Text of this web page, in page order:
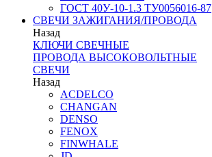
ГОСТ 40У-10-1.3 ТУ0056016-87
СВЕЧИ ЗАЖИГАНИЯ/ПРОВОДА
Назад
КЛЮЧИ СВЕЧНЫЕ
ПРОВОДА ВЫСОКОВОЛЬТНЫЕ
СВЕЧИ
Назад
ACDELCO
CHANGAN
DENSO
FENOX
FINWHALE